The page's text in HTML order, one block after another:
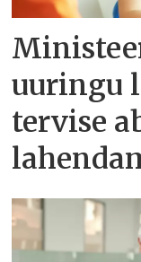
uuringu
tervise